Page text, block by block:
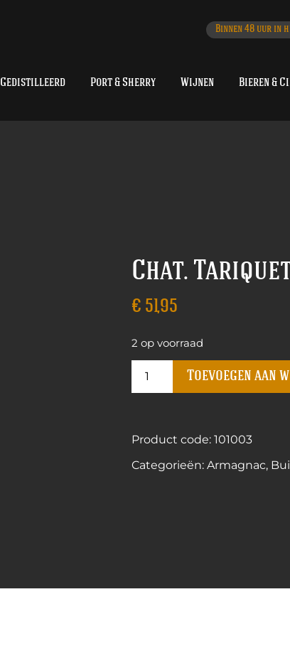
Binnen 48 uur in
Gedistilleerd Port & Sherry Wijnen Bieren &
Chat.
€ 51,95
2 op voorraad
Toevoegen aan
Product code: 101003
Categorieën:Armagnac,